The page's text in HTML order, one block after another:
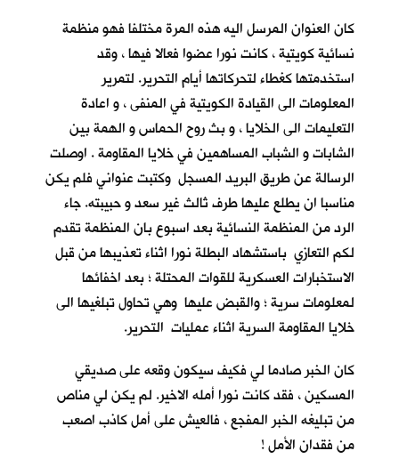
كان العنوان المرسل اليه هذه المرة مختلفا فهو منظمة
نسائية كويتية ، كانت نورا عضوا فعالا فيها ، وقد
استخدمتها كغطاء لتحركاتها أيام التحرير. لتمرير
المعلومات الى القيادة الكويتية في المنفى ، و اعادة
التعليمات الى الخلايا ، و بث روح الحماس و الهمة بين
الشابات و الشباب المساهمين في خلايا المقاومة . اوصلت
الرسالة عن طريق البريد المسجل وكتبت عنواني فلم يكن
مناسبا ان يطلع عليها طرف ثالث غير سعد و حبيبته. جاء
الرد من المنظمة النسائية بعد اسبوع بان المنظمة تقدم
لكم التعازي باستشهاد البطلة نورا اثناء تعذيبها من قبل
الاستخبارات العسكرية للقوات المحتلة ؛ بعد اخفائها
لمعلومات سرية ؛ والقبض عليها وهي تحاول تبلغيها الى
خلايا المقاومة السرية اثناء عمليات التحرير.
كان الخبر صادما لي فكيف سيكون وقعه على صديقي
المسكين ، فقد كانت نورا أمله الاخير. لم يكن لي مناص
من تبليغه الخبر المفجع ، فالعيش على أمل كاذب اصعب
من فقدان الأمل !